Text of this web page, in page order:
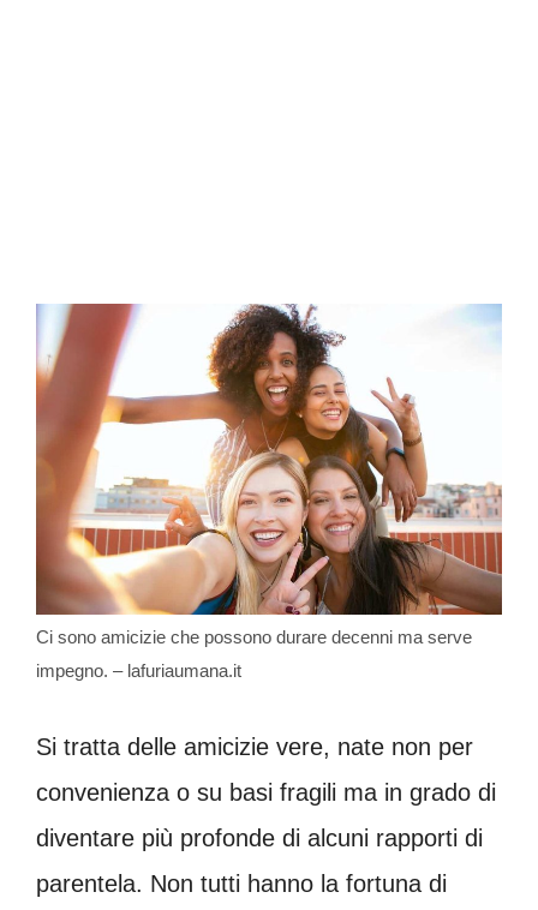
Ci sono amicizie che possono durare decenni ma serve
impegno. – lafuriaumana.it
Si tratta delle amicizie vere, nate non per
convenienza o su basi fragili ma in grado di
diventare più profonde di alcuni rapporti di
parentela. Non tutti hanno la fortuna di